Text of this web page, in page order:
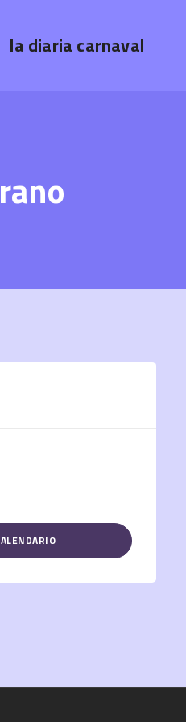
la diaria carnaval